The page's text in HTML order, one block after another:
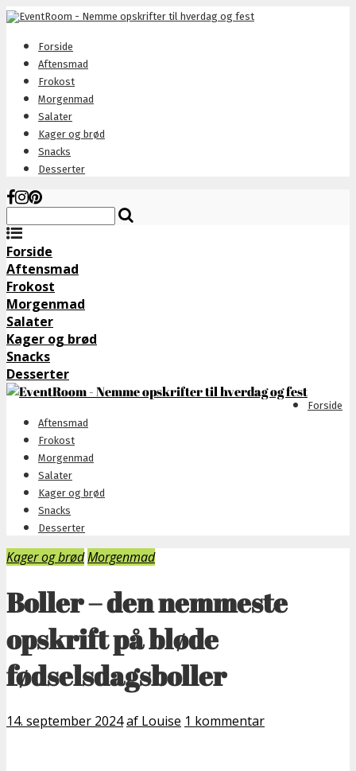
Forside
Aftensmad
Frokost
Morgenmad
Salater
Kager og brød
Snacks
Desserter
Forside
Aftensmad
Frokost
Morgenmad
Salater
Kager og brød
Snacks
Desserter
Forside
Aftensmad
Frokost
Morgenmad
Salater
Kager og brød
Snacks
Desserter
Kager og brødMorgenmad
Boller – den nemmeste
opskrift på bløde
fødselsdagsboller
14. september 2024af Louise 1 kommentar